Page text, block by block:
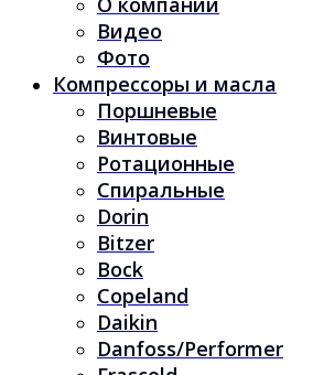
Видео
Фото
Компрессоры и масла
Поршневые
Винтовые
Ротационные
Спиральные
Dorin
Bitzer
Bock
Copeland
Daikin
Danfoss/Performer